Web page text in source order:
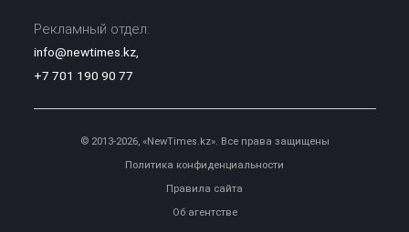
Рекламный отдел:
info@newtimes.kz,
+7 701 190 90 77
© 2013-2026, «NewTimes.kz». Все права защищены
Политика конфиденциальности
Правила сайта
Об агентстве